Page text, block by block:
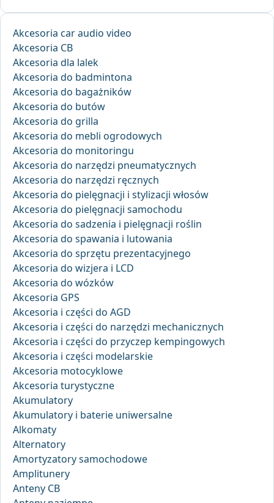
Akcesoria car audio video
Akcesoria CB
Akcesoria dla lalek
Akcesoria do badmintona
Akcesoria do bagażników
Akcesoria do butów
Akcesoria do grilla
Akcesoria do mebli ogrodowych
Akcesoria do monitoringu
Akcesoria do narzędzi pneumatycznych
Akcesoria do narzędzi ręcznych
Akcesoria do pielęgnacji i stylizacji włosów
Akcesoria do pielęgnacji samochodu
Akcesoria do sadzenia i pielęgnacji roślin
Akcesoria do spawania i lutowania
Akcesoria do sprzętu prezentacyjnego
Akcesoria do wizjera i LCD
Akcesoria do wózków
Akcesoria GPS
Akcesoria i części do AGD
Akcesoria i części do narzędzi mechanicznych
Akcesoria i części do przyczep kempingowych
Akcesoria i części modelarskie
Akcesoria motocyklowe
Akcesoria turystyczne
Akumulatory
Akumulatory i baterie uniwersalne
Alkomaty
Alternatory
Amortyzatory samochodowe
Amplitunery
Anteny CB